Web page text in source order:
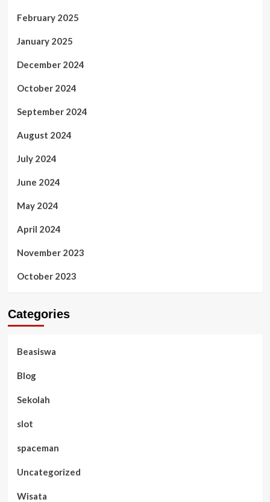
February 2025
January 2025
December 2024
October 2024
September 2024
August 2024
July 2024
June 2024
May 2024
April 2024
November 2023
October 2023
Categories
Beasiswa
Blog
Sekolah
slot
spaceman
Uncategorized
Wisata